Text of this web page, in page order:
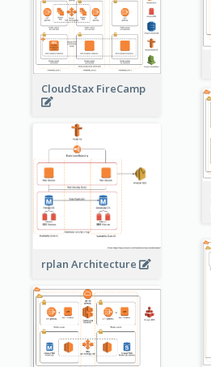
CloudStax FireCamp
rplan Architecture